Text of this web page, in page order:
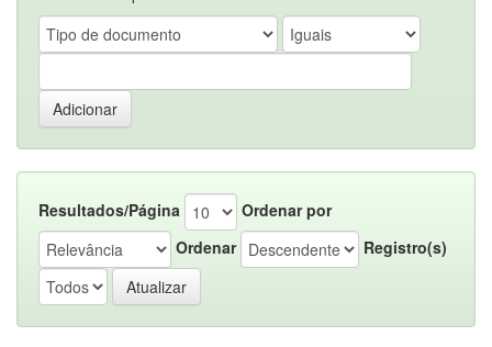
Resultados/Página
Ordenar por
Ordenar
Registro(s)